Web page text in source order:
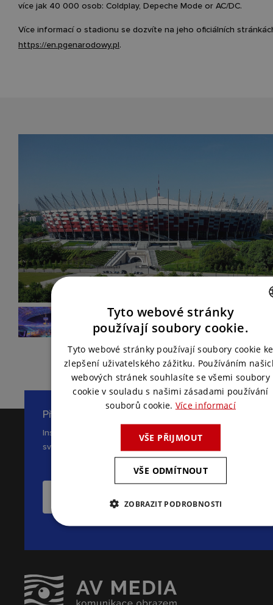
více jak 40 000 osob: Coldplay, Depeche Mode or AC/DC.
Více informací o stadionu se dozvíte na jeho oficiálních
https://en.pgenarodowy.pl.
Přihlaste se k odběru novinek
Inspirace, novinky a zajímavé tipy ze
světa AV komunikace
ENGLISH
Tyto webové stránky
používají soubory cookie.
Tyto webové stránky používají soubory cookie ke
zlepšení uživatelského zážitku. Používáním
webových stránek souhlasíte se všemi soubory
cookie v souladu s našimi zásadami používání
souborů cookie. Více informací
VŠE PŘIJMOUT
VŠE ODMÍTNOUT
ZOBRAZIT PODROBNOSTI